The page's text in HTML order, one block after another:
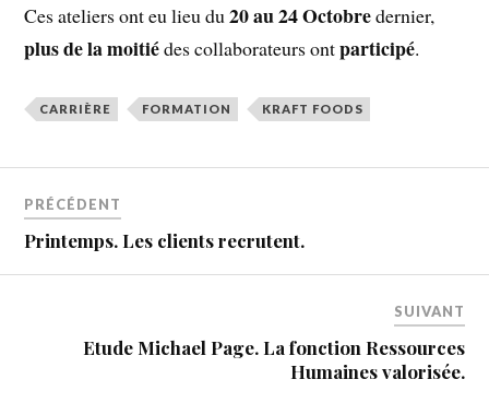
Ces ateliers ont eu lieu du20 au 24 Octobredernier,
plus de la moitiédes collaborateurs ontparticipé.
CARRIÈRE FORMATION KRAFT FOODS
PRÉCÉDENT
Printemps. Les clients recrutent.
SUIVANT
Etude Michael Page. La fonction Ressources
Humaines valorisée.